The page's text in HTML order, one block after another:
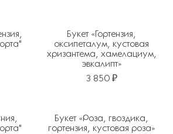
Букет «Гортензия,
оксипеталум, кустовая
хризантема, хамелациум,
эвкалипт»
3 850 ₽
Букет «Роза, гвоздика,
гортензия, кустовая роза»